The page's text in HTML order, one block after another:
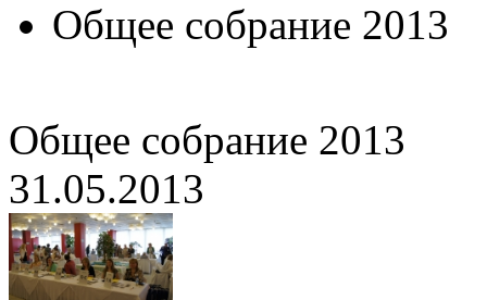
Общее собрание 2013
Общее собрание 2013
31.05.2013